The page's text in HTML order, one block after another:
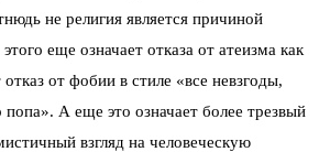
не религия является причиной
еще означает отказа от атеизма как
отказ от фобии в стиле «все невзгоды,
попа». А еще это означает более трезвый
взгляд на человеческую